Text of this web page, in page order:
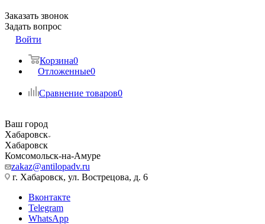
Заказать звонок
Задать вопрос
Войти
Корзина0
Отложенные0
Сравнение товаров0
Ваш город
Хабаровск
Хабаровск
Комсомольск-на-Амуре
zakaz@antilopadv.ru
г. Хабаровск, ул. Вострецова, д. 6
Вконтакте
Telegram
WhatsApp